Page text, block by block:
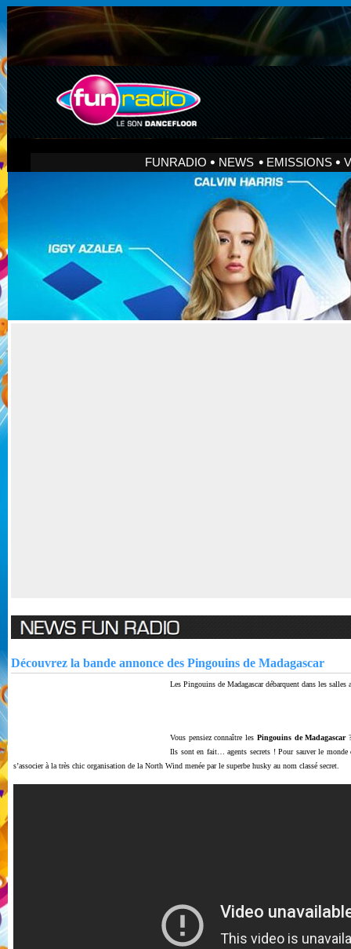
FUNRADIO NEWS EMISSIONS
Découvrez la bande annonce des Pingouins de Madagascar
Les Pingouins de Madagascar débarquent dans les salles
Vous pensiez connaître les Pingouins de Madagascar?
Ils sont en fait… agents secrets ! Pour sauver le
s’associer à la très chic organisation de la North Wind menée par le superbe husky au nom classé secret.